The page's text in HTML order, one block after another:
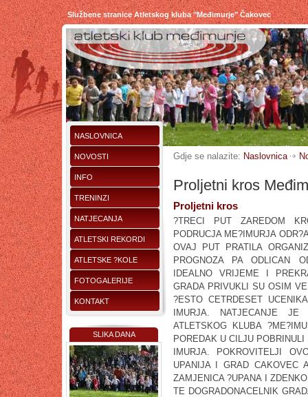
Službene stranice Atletskog kluba "Međimurje" Čakovec
NASLOVNICA
NOVOSTI
INFO
TRENINZI
NATJECANJA
ATLETSKI REKORDI
ATLETSKE ?KOLE
FOTOGALERIJE
KONTAKT
SLIKA DANA
Gdje se nalazite: Naslovnica
Proljetni kros
Proljetni kros
?TRECI PUT ZAREDOM
PODRUCJA ME?IMURJA
OVAJ PUT PRATILA
PROGNOZA PA ODLICAN
IDEALNO VRIJEME I
GRADA PRIVUKLI SU OSIM
?ESTO CETRDESET
IMURJA. NATJECANJE JE
ATLETSKOG KLUBA
POREDAK U CILJU
IMURJA. POKROVITELJI
UPANIJA I GRAD CAKOVEC
ZAMJENICA ?UPANA I
TE DOGRADONACELNIK